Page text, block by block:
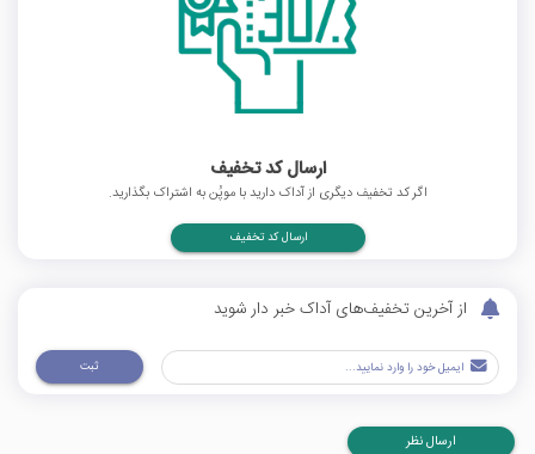
ارسال کد تخفیف
اگر کد تخفیف دیگری از آداک دارید با موپُن به اشتراک بگذارید.
ارسال کد تخفیف
از آخرین تخفیف‌های آداک خبر دار شوید
ثبت
ارسال نظر